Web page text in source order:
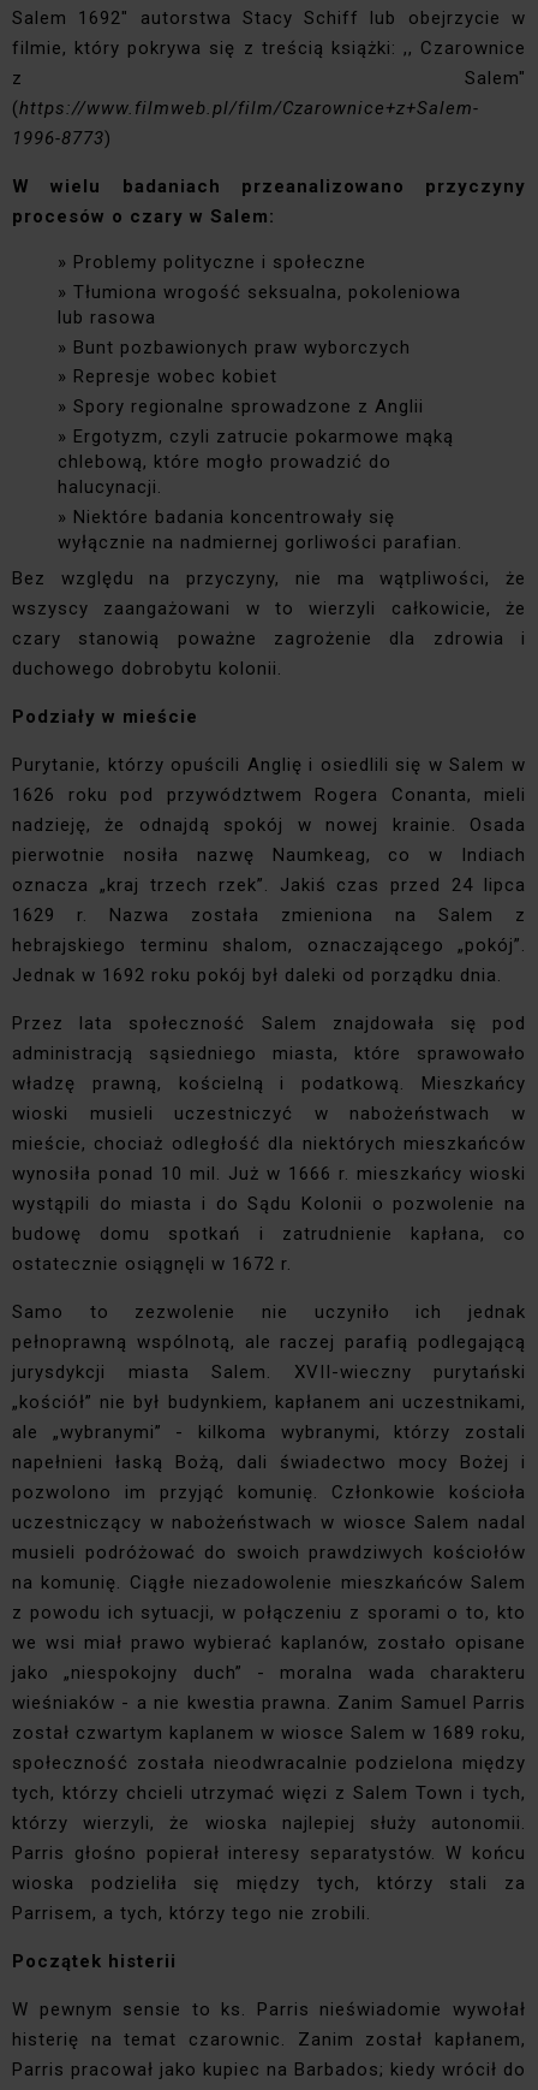
Salem 1692" autorstwa Stacy Schiff lub obejrzycie w
filmie, który pokrywa się z treścią książki: ,, Czarownice
z Salem"
(https://www.filmweb.pl/film/Czarownice+z+Salem-
1996-8773)
W wielu badaniach przeanalizowano przyczyny
procesów o czary w Salem:
Problemy polityczne i społeczne
Tłumiona wrogość seksualna, pokoleniowa
lub rasowa
Bunt pozbawionych praw wyborczych
Represje wobec kobiet
Spory regionalne sprowadzone z Anglii
Ergotyzm, czyli zatrucie pokarmowe mąką
chlebową, które mogło prowadzić do
halucynacji.
Niektóre badania koncentrowały się
wyłącznie na nadmiernej gorliwości parafian.
Bez względu na przyczyny, nie ma wątpliwości, że
wszyscy zaangażowani w to wierzyli całkowicie, że
czary stanowią poważne zagrożenie dla zdrowia i
duchowego dobrobytu kolonii.
Podziały w mieście
Purytanie, którzy opuścili Anglię i osiedlili się w Salem w
1626 roku pod przywództwem Rogera Conanta, mieli
nadzieję, że odnajdą spokój w nowej krainie. Osada
pierwotnie nosiła nazwę Naumkeag, co w Indiach
oznacza „kraj trzech rzek”. Jakiś czas przed 24 lipca
1629 r. Nazwa została zmieniona na Salem z
hebrajskiego terminu shalom, oznaczającego „pokój”.
Jednak w 1692 roku pokój był daleki od porządku dnia.
Przez lata społeczność Salem znajdowała się pod
administracją sąsiedniego miasta, które sprawowało
władzę prawną, kościelną i podatkową. Mieszkańcy
wioski musieli uczestniczyć w nabożeństwach w
mieście, chociaż odległość dla niektórych mieszkańców
wynosiła ponad 10 mil. Już w 1666 r. mieszkańcy wioski
wystąpili do miasta i do Sądu Kolonii o pozwolenie na
budowę domu spotkań i zatrudnienie kapłana, co
ostatecznie osiągnęli w 1672 r.
Samo to zezwolenie nie uczyniło ich jednak
pełnoprawną wspólnotą, ale raczej parafią podlegającą
jurysdykcji miasta Salem. XVII-wieczny purytański
„kościół” nie był budynkiem, kapłanem ani uczestnikami,
ale „wybranymi” - kilkoma wybranymi, którzy zostali
napełnieni łaską Bożą, dali świadectwo mocy Bożej i
pozwolono im przyjąć komunię. Członkowie kościoła
uczestniczący w nabożeństwach w wiosce Salem nadal
musieli podróżować do swoich prawdziwych kościołów
na komunię. Ciągłe niezadowolenie mieszkańców Salem
z powodu ich sytuacji, w połączeniu z sporami o to, kto
we wsi miał prawo wybierać kaplanów, zostało opisane
jako „niespokojny duch” - moralna wada charakteru
wieśniaków - a nie kwestia prawna. Zanim Samuel Parris
został czwartym kaplanem w wiosce Salem w 1689 roku,
społeczność została nieodwracalnie podzielona między
tych, którzy chcieli utrzymać więzi z Salem Town i tych,
którzy wierzyli, że wioska najlepiej służy autonomii.
Parris głośno popierał interesy separatystów. W końcu
wioska podzieliła się między tych, którzy stali za
Parrisem, a tych, którzy tego nie zrobili.
Początek histerii
W pewnym sensie to ks. Parris nieświadomie wywołał
histerię na temat czarownic. Zanim został kapłanem,
Parris pracował jako kupiec na Barbados; kiedy wrócił do